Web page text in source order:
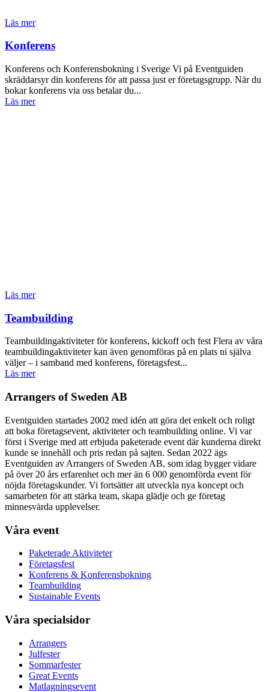
Läs mer
Konferens
Konferens och Konferensbokning i Sverige Vi på Eventguiden
skräddarsyr din konferens för att passa just er företagsgrupp. När du
bokar konferens via oss betalar du...
Läs mer
Läs mer
Teambuilding
Teambuildingaktiviteter för konferens, kickoff och fest Flera av våra
teambuildingaktiviteter kan även genomföras på en plats ni själva
väljer – i samband med konferens, företagsfest...
Läs mer
Arrangers of Sweden AB
Eventguiden startades 2002 med idén att göra det enkelt och roligt
att boka företagsevent, aktiviteter och teambuilding online. Vi var
först i Sverige med att erbjuda paketerade event där kunderna direkt
kunde se innehåll och pris redan på sajten. Sedan 2022 ägs
Eventguiden av Arrangers of Sweden AB, som idag bygger vidare
på över 20 års erfarenhet och mer än 6 000 genomförda event för
nöjda företagskunder. Vi fortsätter att utveckla nya koncept och
samarbeten för att stärka team, skapa glädje och ge företag
minnesvärda upplevelser.
Våra event
Paketerade Aktiviteter
Företagsfest
Konferens & Konferensbokning
Teambuilding
Sustainable Events
Våra specialsidor
Arrangers
Julfester
Sommarfester
Great Events
Matlagningsevent